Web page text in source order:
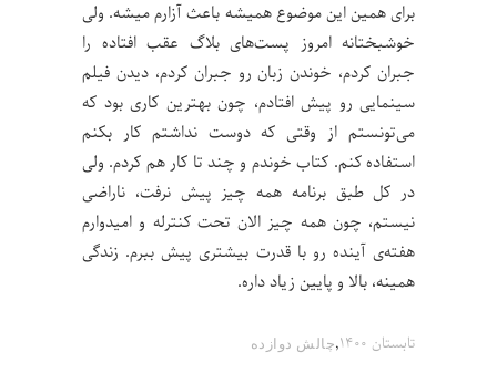
برای همین این موضوع همیشه باعث آزارم میشه. ولی
خوشبختانه امروز پست‌های بلاگ عقب افتاده را
جبران کردم، خوندن زبان رو جبران کردم، دیدن فیلم
سینمایی رو پیش افتادم، چون بهترین کاری بود که
می‌تونستم از وقتی که دوست نداشتم کار بکنم
استفاده کنم. کتاب خوندم و چند تا کار هم کردم. ولی
در کل طبق برنامه همه چیز پیش نرفت، ناراضی
نیستم، چون همه چیز الان تحت کنترله و امیدوارم
هفته‌ی آینده رو با قدرت بیشتری پیش ببرم. زندگی
همینه، بالا و پایین زیاد داره.
تابستان ۱۴۰۰ ,چالش‌ دوازده